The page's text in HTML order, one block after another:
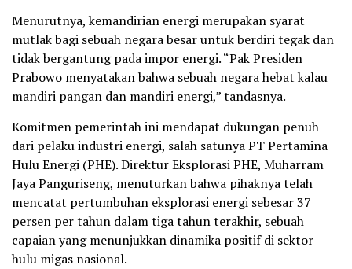
Menurutnya, kemandirian energi merupakan syarat
mutlak bagi sebuah negara besar untuk berdiri tegak dan
tidak bergantung pada impor energi. “Pak Presiden
Prabowo menyatakan bahwa sebuah negara hebat kalau
mandiri pangan dan mandiri energi,” tandasnya.
Komitmen pemerintah ini mendapat dukungan penuh
dari pelaku industri energi, salah satunya PT Pertamina
Hulu Energi (PHE). Direktur Eksplorasi PHE, Muharram
Jaya Panguriseng, menuturkan bahwa pihaknya telah
mencatat pertumbuhan eksplorasi energi sebesar 37
persen per tahun dalam tiga tahun terakhir, sebuah
capaian yang menunjukkan dinamika positif di sektor
hulu migas nasional.